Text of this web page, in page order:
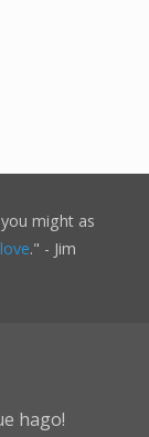
might as
." - Jim
hago!